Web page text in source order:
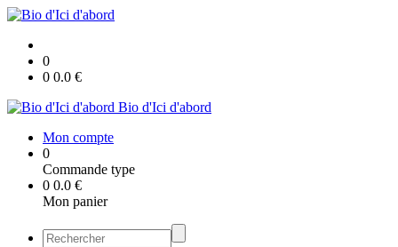
0
0 0.0 €
Bio d'Ici d'abord
Mon compte
0
Commande type
0 0.0 €
Mon panier